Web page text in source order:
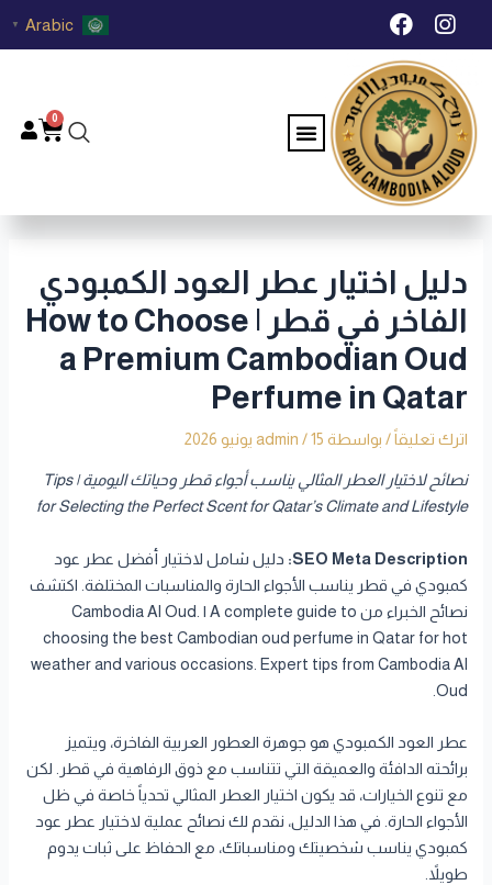
تخطي I
n
s
t
a
g
r
a
m
F
a
c
e
b
o
o
k
Arabic
▼
Menu
0
دليل اختيار عطر العود الكمبودي
الفاخر في قطر | How to Choose
a Premium Cambodian Oud
Perfume in Qatar
اترك تعليقاً / بواسطة admin /15 يونيو 2026
نصائح لاختيار العطر المثالي يناسب أجواء قطر وحياتك اليومية | Tips
for Selecting the Perfect Scent for Qatar’s Climate and Lifestyle
SEO Meta Description: دليل شامل لاختيار أفضل عطر عود
كمبودي في قطر يناسب الأجواء الحارة والمناسبات المختلفة. اكتشف
نصائح الخبراء من Cambodia Al Oud. | A complete guide to
choosing the best Cambodian oud perfume in Qatar for hot
weather and various occasions. Expert tips from Cambodia Al
Oud.
عطر العود الكمبودي هو جوهرة العطور العربية الفاخرة، ويتميز
برائحته الدافئة والعميقة التي تتناسب مع ذوق الرفاهية في قطر. لكن
مع تنوع الخيارات، قد يكون اختيار العطر المثالي تحدياً خاصة في ظل
الأجواء الحارة. في هذا الدليل، نقدم لك نصائح عملية لاختيار عطر عود
كمبودي يناسب شخصيتك ومناسباتك، مع الحفاظ على ثبات يدوم
طويلاً.
Post
navigation